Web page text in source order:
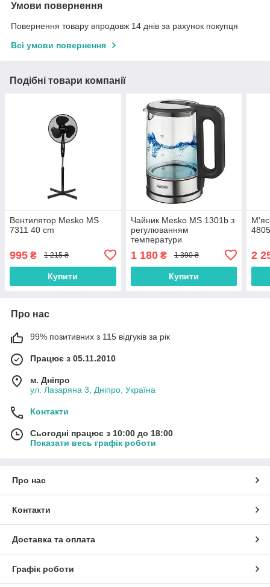
Умови повернення
Повернення товару впродовж 14 днів за рахунок покупця
Всі умови повернення
Подібні товари компанії
Вентилятор Mesko MS
7311 40 cm
995 ₴ 1 215 ₴
Купити
Чайник Mesko MS 1301b з
регулюванням
температури
1 180₴ 1 390 ₴
Купити
2
Про нас
99% позитивних з 115 відгуків за рік
Працює з 05.11.2010
м. Дніпро
ул. Лазаряна 3, Дніпро, Україна
Контакти
Сьогодні працює з 10:00 до 18:00
Показати весь графік роботи
Про нас
Контакти
Доставка та оплата
Графік роботи